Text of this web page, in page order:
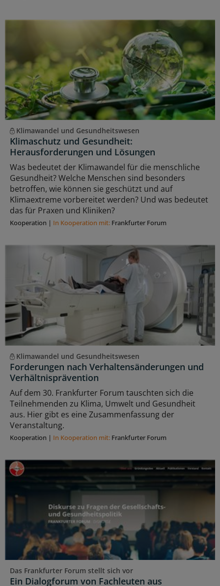
Klimawandel und Gesundheitswesen
Klimaschutz und Gesundheit:
Herausforderungen und Lösungen
Was bedeutet der Klimawandel für die menschliche
Gesundheit? Welche Menschen sind besonders
betroffen, wie können sie geschützt und auf
Klimaextreme vorbereitet werden? Und was bedeutet
das für Praxen und Kliniken?
Kooperation | In Kooperation mit: Frankfurter Forum
Klimawandel und Gesundheitswesen
Forderungen nach Verhaltensänderungen und
Verhältnisprävention
Auf dem 30. Frankfurter Forum tauschten sich die
Teilnehmenden zu Klima, Umwelt und Gesundheit
aus. Hier gibt es eine Zusammenfassung der
Veranstaltung.
Kooperation | In Kooperation mit: Frankfurter Forum
Das Frankfurter Forum stellt sich vor
Ein Dialogforum von Fachleuten aus